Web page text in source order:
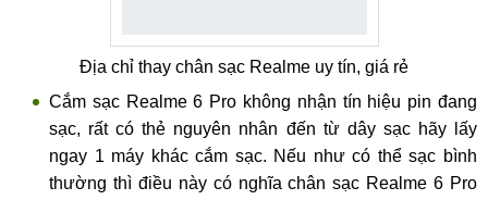
Địa chỉ thay chân sạc Realme uy tín, giá rẻ
Cắm sạc Realme 6 Pro không nhận tín hiệu pin đang
sạc, rất có thẻ nguyên nhân đến từ dây sạc hãy lấy
ngay 1 máy khác cắm sạc. Nếu như có thể sạc bình
thường thì điều này có nghĩa chân sạc Realme 6 Pro